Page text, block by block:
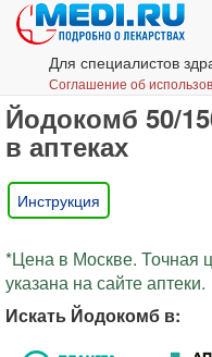
Для специалистов
Соглашение об
Йодокомб 50/
в аптеках
Инструкция
*Цена в Москве. Точная
указана на сайте аптеки.
Искать Йодокомб в: